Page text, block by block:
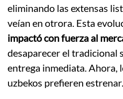
eliminando las extensas
veían en otrora. Esta
impactó con fuerza al
desaparecer el tradicional
entrega inmediata. Ahora,
uzbekos prefieren estrenar.